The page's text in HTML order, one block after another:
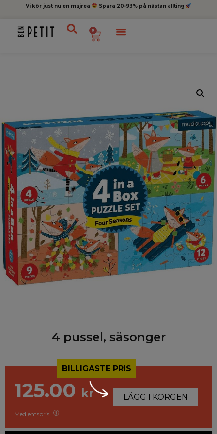
Vi kör just nu en majrea Spara 20-93% på nästan allting
0
4 pussel, säsonger
BILLIGASTE PRIS
125.00 kr
Medlemspris
LÄGG I KORGEN